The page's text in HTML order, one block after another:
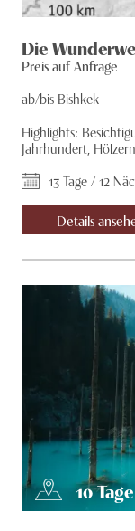
Die
Preis auf Anfrage
ab/bis Bishkek
Highlights:
Jahrhundert,
13 Tage / 12
Details
10Tage